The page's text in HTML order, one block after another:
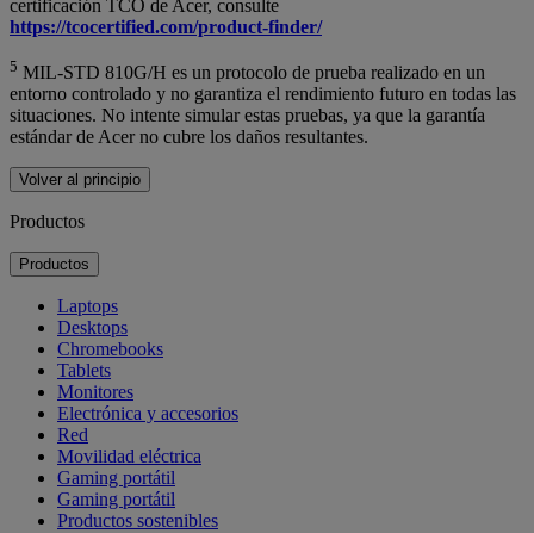
certificación TCO de Acer, consulte
https://tcocertified.com/product-finder/
5 MIL-STD 810G/H es un protocolo de prueba realizado en un
entorno controlado y no garantiza el rendimiento futuro en todas las
situaciones. No intente simular estas pruebas, ya que la garantía
estándar de Acer no cubre los daños resultantes.
Volver al principio
Productos
Productos
Laptops
Desktops
Chromebooks
Tablets
Monitores
Electrónica y accesorios
Red
Movilidad eléctrica
Gaming portátil
Gaming portátil
Productos sostenibles